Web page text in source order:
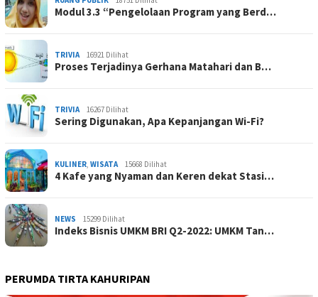
Modul 3.3 “Pengelolaan Program yang Berd…
TRIVIA 16921 Dilihat
Proses Terjadinya Gerhana Matahari dan B…
TRIVIA 16267 Dilihat
Sering Digunakan, Apa Kepanjangan Wi-Fi?
KULINER, WISATA 15668 Dilihat
4 Kafe yang Nyaman dan Keren dekat Stasi…
NEWS 15299 Dilihat
Indeks Bisnis UMKM BRI Q2-2022: UMKM Tan…
PERUMDA TIRTA KAHURIPAN